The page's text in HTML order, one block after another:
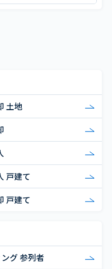
土地
戸建て
戸建て
ング 参列者